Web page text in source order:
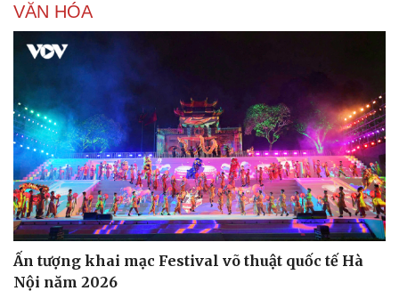
Pháp luật
Vụ án
Tin nóng
Quân sự - Quốc phòng
Vũ khí
VĂN HÓA
Ấn tượng khai mạc Festival võ thuật quốc tế Hà
Nội năm 2026